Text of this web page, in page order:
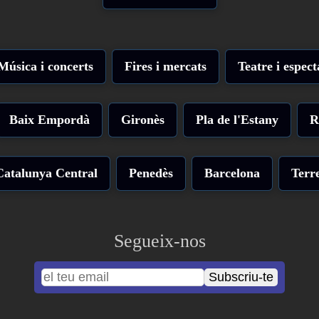
i concerts Fires i mercats Teatre i
Baix Empordà Gironès Pla de l'Estany
Central Penedès Barcelona
Segueix-nos
Subscriu-te